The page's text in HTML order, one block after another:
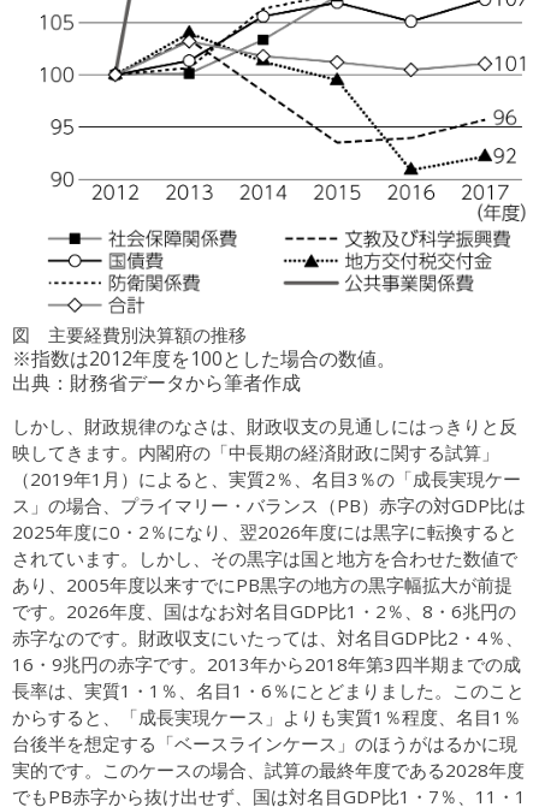
図 主要経費別決算額の推移
※指数は2012年度を100とした場合の数値。
出典：財務省データから筆者作成
しかし、財政規律のなさは、財政収支の見通しにはっきりと反
映してきます。内閣府の「中長期の経済財政に関する試算」
（2019年1月）によると、実質2％、名目3％の「成長実現ケー
ス」の場合、プライマリー・バランス（PB）赤字の対GDP比は
2025年度に0・2％になり、翌2026年度には黒字に転換すると
されています。しかし、その黒字は国と地方を合わせた数値で
あり、2005年度以来すでにPB黒字の地方の黒字幅拡大が前提
です。2026年度、国はなお対名目GDP比1・2％、8・6兆円の
赤字なのです。財政収支にいたっては、対名目GDP比2・4％、
16・9兆円の赤字です。2013年から2018年第3四半期までの成
長率は、実質1・1％、名目1・6％にとどまりました。このこと
からすると、「成長実現ケース」よりも実質1％程度、名目1％
台後半を想定する「ベースラインケース」のほうがはるかに現
実的です。このケースの場合、試算の最終年度である2028年度
でもPB赤字から抜け出せず、国は対名目GDP比1・7％、11・1